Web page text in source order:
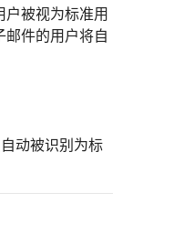
被视为标准用
件的用户将自
动被识别为标